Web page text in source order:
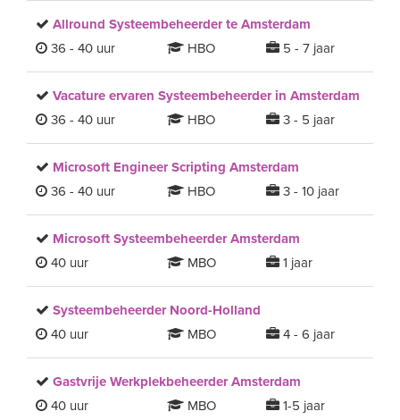
Allround Systeembeheerder te Amsterdam
36 - 40 uur
HBO 5 - 7 jaar
Vacature ervaren Systeembeheerder in Amsterdam
36 - 40 uur
HBO 3 - 5 jaar
Microsoft Engineer Scripting Amsterdam
36 - 40 uur
HBO 3 - 10 jaar
Microsoft Systeembeheerder Amsterdam
40 uur
MBO 1 jaar
Systeembeheerder Noord-Holland
40 uur
MBO 4 - 6 jaar
Gastvrije Werkplekbeheerder Amsterdam
40 uur
MBO 1-5 jaar